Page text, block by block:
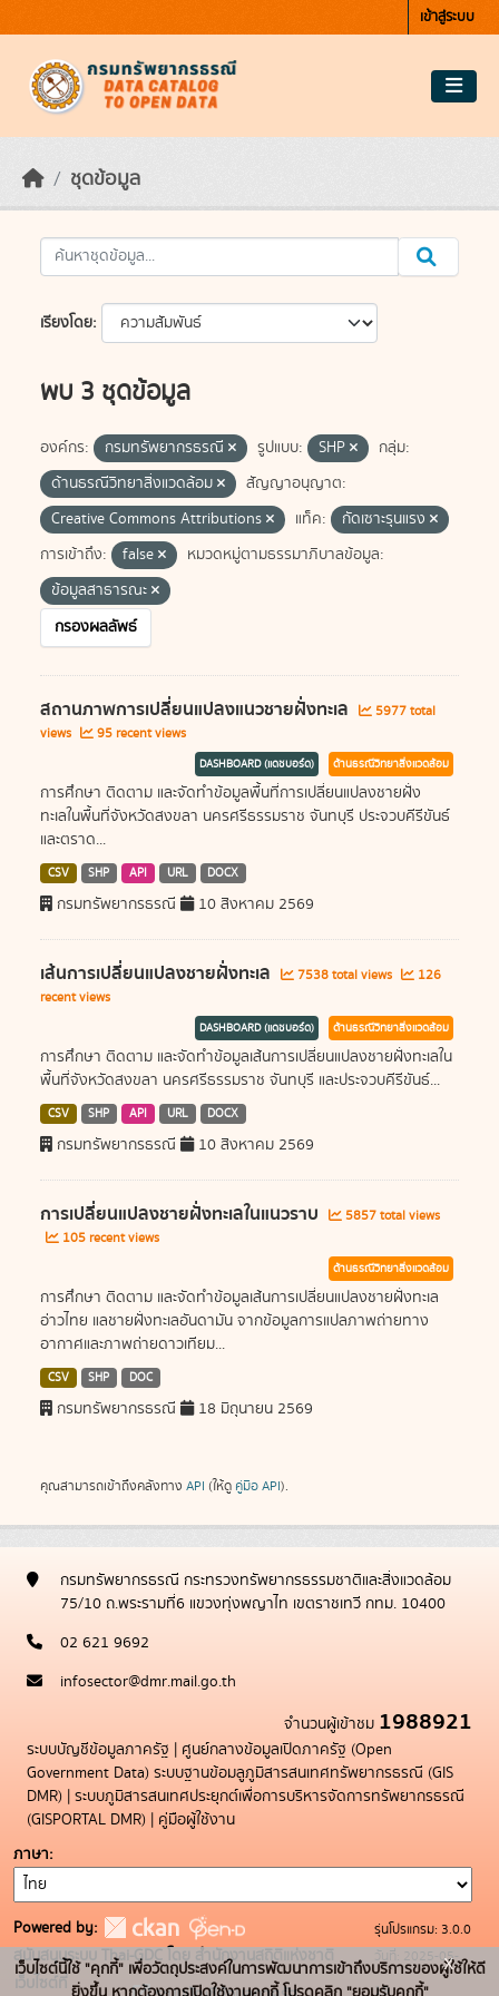
เข้าสู่ระบบ
ชุดข้อมูล
เรียงโดย
พบ 3 ชุดข้อมูล
องค์กร: กรมทรัพยากรธรณี รูปแบบ: SHP
กลุ่ม:
ด้านธรณีวิทยาสิ่งแวดล้อม
สัญญาอนุญาต:
Creative Commons Attributions
แท็ค:
กัดเซาะรุนแรง
การเข้าถึง:
false
หมวดหมู่ตามธรรมาภิบาลข้อมูล:
ข้อมูลสาธารณะ
กรองผลลัพธ์
สถานภาพการเปลี่ยนแปลงแนวชายฝั่งทะเล
5977 total
views
95 recent views
DASHBOARD (แดชบอร์ด) ด้านธรณีวิทยาสิ่งแวดล้อม
การศึกษา ติดตาม และจัดทำข้อมูลพื้นที่การเปลี่ยนแปลงชายฝั่ง
ทะเลในพื้นที่จังหวัดสงขลา นครศรีธรรมราช จันทบุรี ประจวบคีรีขันธ์
และตราด...
CSV SHP API URL DOCX
กรมทรัพยากรธรณี 10 สิงหาคม 2569
เส้นการเปลี่ยนแปลงชายฝั่งทะเล 7538 total views
126
recent views
DASHBOARD (แดชบอร์ด) ด้านธรณีวิทยาสิ่งแวดล้อม
การศึกษา ติดตาม และจัดทำข้อมูลเส้นการเปลี่ยนแปลงชายฝั่งทะเลใน
พื้นที่จังหวัดสงขลา นครศรีธรรมราช จันทบุรี และประจวบคีรีขันธ์...
CSV SHP API URL DOCX
กรมทรัพยากรธรณี 10 สิงหาคม 2569
การเปลี่ยนแปลงชายฝั่งทะเลในแนวราบ
5857 total views
105 recent views
ด้านธรณีวิทยาสิ่งแวดล้อม
การศึกษา ติดตาม และจัดทำข้อมูลเส้นการเปลี่ยนแปลงชายฝั่งทะเล
อ่าวไทย แลชายฝั่งทะเลอันดามัน จากข้อมูลการแปลภาพถ่ายทาง
อากาศและภาพถ่ายดาวเทียม...
CSV SHP DOC
กรมทรัพยากรธรณี 18 มิถุนายน 2569
คุณสามารถเข้าถึงคลังทาง API (ให้ดู คู่มือ API).
กรมทรัพยากรธรณี กระทรวงทรัพยากรธรรมชาติและสิ่งแวดล้อม
75/10 ถ.พระรามที่6 แขวงทุ่งพญาไท เขตราชเทวี กทม. 10400
02 621 9692
infosector@dmr.mail.go.th
จำนวนผู้เข้าชม 1988921
ระบบบัญชีข้อมูลภาครัฐ | ศูนย์กลางข้อมูลเปิดภาครัฐ (Open
Government Data) ระบบฐานข้อมลูภูมิสารสนเทศทรัพยากรธรณี (GIS
DMR) | ระบบภูมิสารสนเทศประยุกต์เพื่อการบริหารจัดการทรัพยากรธรณี
(GISPORTAL DMR) | คู่มือผู้ใช้งาน
ภาษา
Powered by:
สนับสนุนระบบ Thai-GDC โดย สำนักงานสถิติแห่งชาติ
เว็บไซต์ที่
รุ่นโปรแกรม: 3.0.0
วันที่: 2025-05-
19
เว็บไซต์นี้ใช้ "คุกกี้" เพื่อวัตถุประสงค์ในการพัฒนาการเข้าถึงบริการของผู้ใช้ให้ดี
x